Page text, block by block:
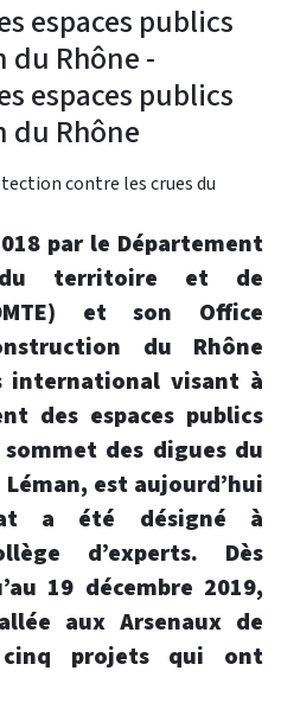
espaces publics
du Rhône -
espaces publics
du Rhône
contre les crues du
par le Département
territoire et de
et son Office
du Rhône
international visant à
des espaces publics
des digues du
est aujourd’hui
a été désigné à
d’experts. Dès
19 décembre 2019,
aux Arsenaux de
projets qui ont